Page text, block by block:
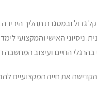
משקל גדול ובמסגרת תהליך
ניסיוני האישי והמקצועי
בהרגלי החיים ועיצוב
את חייה המקצועיים